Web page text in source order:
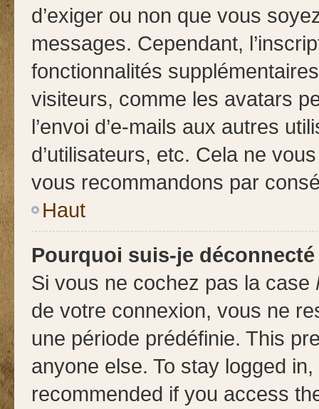
d’exiger ou non que vous
messages. Cependant,
fonctionnalités
visiteurs, comme les avatars
l’envoi d’e-mails aux autres
d’utilisateurs, etc. Cela ne
vous recommandons par
Haut
Pourquoi suis-je
Si vous ne cochez pas la case
de votre connexion, vous ne
une période prédéfinie. This
anyone else. To stay logged
recommended if you access